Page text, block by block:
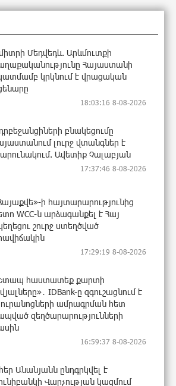
Մեդվեդև. Արևմուտքի
Հայաստանի
կրկնում է վրացական
18:03:16 8-08-2026
բնակեցումը
լուրջ վտանգներ է
Ավետիք Չալաբյան
17:37:46 8-08-2026
ի հայտարարությունից
WCC-ն արձագանքել է Հայ
շուրջ ստեղծված
17:29:19 8-08-2026
հաստատեք քարտի
IDBank-ը զգուշացնում է
ամրագրման հետ
զեղծարարությունների
16:59:37 8-08-2026
Անանյանն ընդգրկվել է
Վարչության կազմում